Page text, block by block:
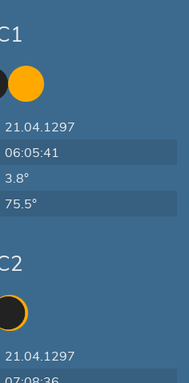
21.04.1297
06:05:41
3.8°
75.5°
21.04.1297